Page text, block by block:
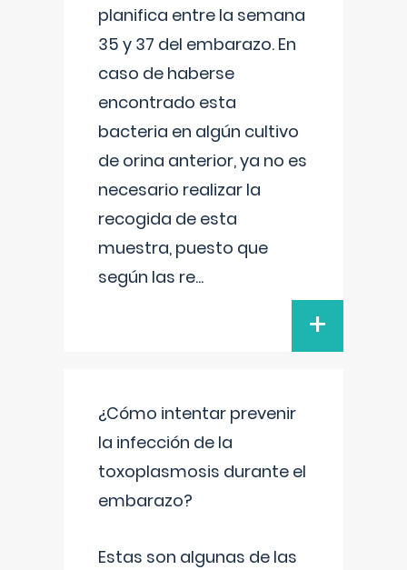
planifica entre la semana
35 y 37 del embarazo. En
caso de haberse
encontrado esta
bacteria en algún cultivo
de orina anterior, ya no es
necesario realizar la
recogida de esta
muestra, puesto que
según las re...
+
¿Cómo intentar prevenir
la infección de la
toxoplasmosis durante el
embarazo?
Estas son algunas de las